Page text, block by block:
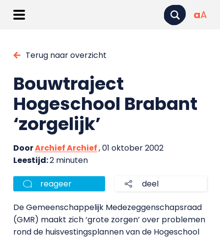
aA
Terug naar overzicht
Bouwtraject
Hogeschool Brabant
‘zorgelijk’
DoorArchief Archief, 01 oktober 2002
Leestijd:2 minuten
reageer deel
De Gemeenschappelijk Medezeggenschapsraad
(GMR) maakt zich ‘grote zorgen’ over problemen
rond de huisvestingsplannen van de Hogeschool